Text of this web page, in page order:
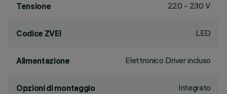
Tensione 220 - 230 V
Codice ZVEI LED
Alimentazione Elettronico Driver incluso
Opzioni di montaggio Integrato